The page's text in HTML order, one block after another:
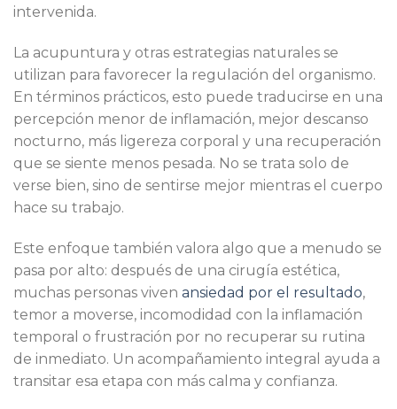
intervenida.
La acupuntura y otras estrategias naturales se
utilizan para favorecer la regulación del organismo.
En términos prácticos, esto puede traducirse en una
percepción menor de inflamación, mejor descanso
nocturno, más ligereza corporal y una recuperación
que se siente menos pesada. No se trata solo de
verse bien, sino de sentirse mejor mientras el cuerpo
hace su trabajo.
Este enfoque también valora algo que a menudo se
pasa por alto: después de una cirugía estética,
muchas personas viven ansiedad por el resultado,
temor a moverse, incomodidad con la inflamación
temporal o frustración por no recuperar su rutina
de inmediato. Un acompañamiento integral ayuda a
transitar esa etapa con más calma y confianza.